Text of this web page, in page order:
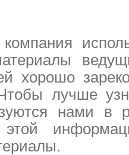
хорошо
лучше
нами в
этой